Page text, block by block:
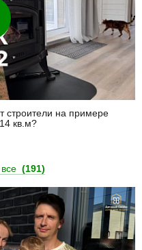
строители на примере
кв.м?
(191)